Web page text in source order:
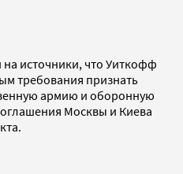
на источники, что Уиткофф
требования признать
армию и оборонную
Москвы и Киева